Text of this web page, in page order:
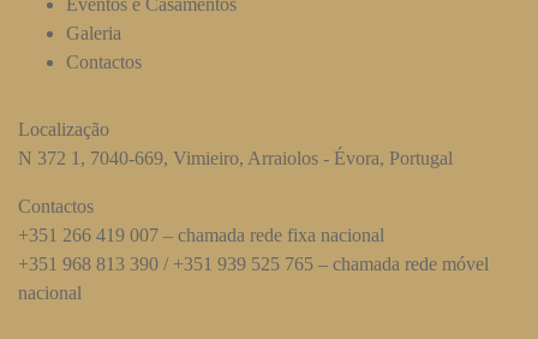
Eventos e Casamentos
Galeria
Contactos
Localização
N 372 1, 7040-669, Vimieiro, Arraiolos - Évora, Portugal
Contactos
+351 266 419 007 – chamada rede fixa nacional
+351 968 813 390 / +351 939 525 765 – chamada rede móvel
nacional